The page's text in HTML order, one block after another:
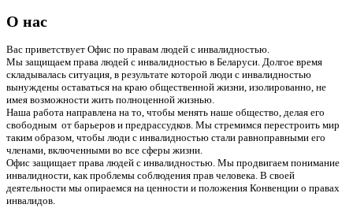
О нас
Вас приветствует Офис по правам людей с инвалидностью.
Мы защищаем права людей с инвалидностью в Беларуси. Долгое время
складывалась ситуация, в результате которой люди с инвалидностью
вынуждены оставаться на краю общественной жизни, изолированно, не
имея возможности жить полноценной жизнью.
Наша работа направлена на то, чтобы менять наше общество, делая его
свободным от барьеров и предрассудков. Мы стремимся перестроить мир
таким образом, чтобы люди с инвалидностью стали равноправными его
членами, включенными во все сферы жизни.
Офис защищает права людей с инвалидностью. Мы продвигаем понимание
инвалидности, как проблемы соблюдения прав человека. В своей
деятельности мы опираемся на ценности и положения Конвенции о правах
инвалидов.